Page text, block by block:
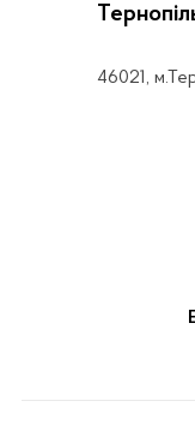
46021,